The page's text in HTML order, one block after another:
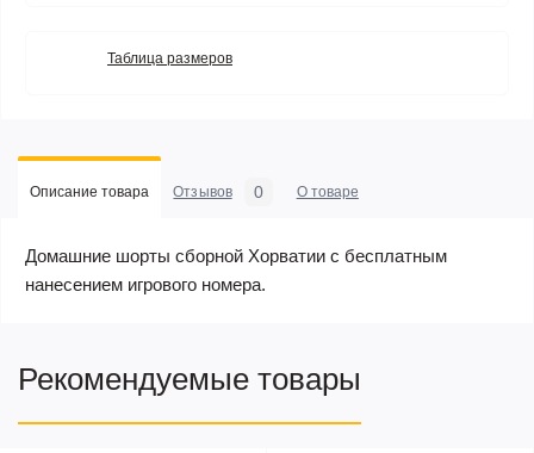
Таблица размеров
Описание товара Отзывов 0 О товаре
Домашние шорты сборной Хорватии с бесплатным
нанесением игрового номера.
Рекомендуемые товары